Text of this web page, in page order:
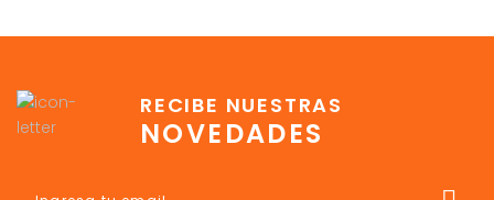
RECIBE NUESTRAS
NOVEDADES